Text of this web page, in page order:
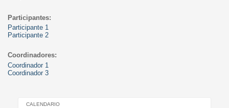
Participantes:
Participante 1
Participante 2
Coordinadores:
Coordinador 1
Coordinador 3
CALENDARIO